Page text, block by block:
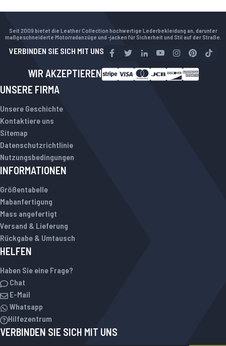
Seit 2009 bietet die Leather Collection hochwertige Lederbekleidung an, darunter
maßgeschneiderte Motorradanzüge und -jacken für Sicherheit und Stil auf der Straße.
VERBINDEN SIE SICH MIT UNS
WIR AKZEPTIEREN
UNSERE FIRMA
Unsere Geschichte
Kontaktiere uns
Sitemap
Datenschutzrichtlinie
Nutzungsbedingungen
INFORMATIONEN
Größentabelle
Mabanfertigung
Mass angefertigt
Versand & Lieferung
Rückgabe & Umtausch
HELFEN
Haben Sie eine Frage?
Chat
E-Mail
Whatsapp
Hilfezentrum
VERBINDEN SIE SICH MIT UNS